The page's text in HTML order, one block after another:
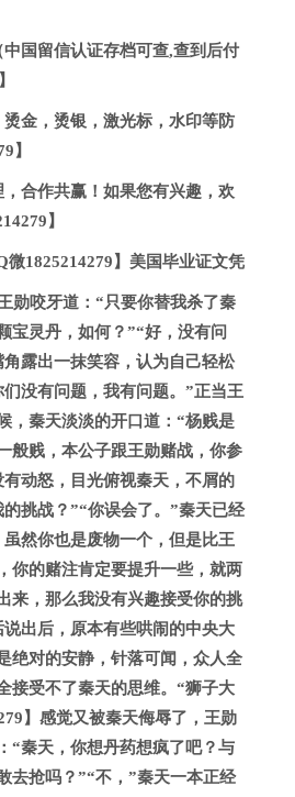
国留信认证存档可查,查到后付
金，烫银，激光标，水印等防
】
合作共赢！如果您有兴趣，欢
】
微1825214279】美国毕业证文凭
勋咬牙道：“只要你替我杀了秦
宝灵丹，如何？”“好，没有问
露出一抹笑容，认为自己轻松
没有问题，我有问题。”正当王
，秦天淡淡的开口道：“杨贱是
般贱，本公子跟王勋赌战，你参
动怒，目光俯视秦天，不屑的
挑战？”“你误会了。”秦天已经
然你也是废物一个，但是比王
你的赌注肯定要提升一些，就两
来，那么我没有兴趣接受你的挑
出后，原本有些哄闹的中央大
绝对的安静，针落可闻，众人全
接受不了秦天的思维。“狮子大
】感觉又被秦天侮辱了，王勋
“秦天，你想丹药想疯了吧？与
去抢吗？”“不，”秦天一本正经